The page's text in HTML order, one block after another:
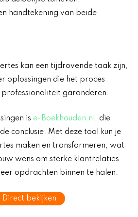
handtekening van beide
kan een tijdrovende taak zijn,
oplossingen die het proces
professionaliteit garanderen.
is e-Boekhouden.nl , die
conclusie. Met deze tool kun je
maken en transformeren, wat
wens om sterke klantrelaties
opdrachten binnen te halen.
Direct bekijken